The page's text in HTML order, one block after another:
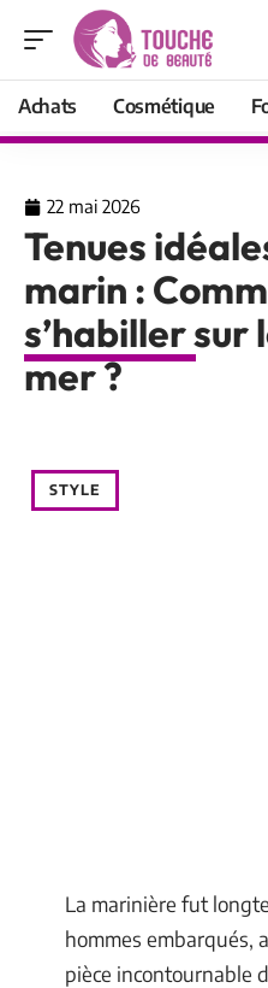
Achats Cosmétique
22 mai 2026
Tenues
marin :
s’habiller sur
mer ?
STYLE
La marinière fut
hommes embarqués,
pièce incontournable